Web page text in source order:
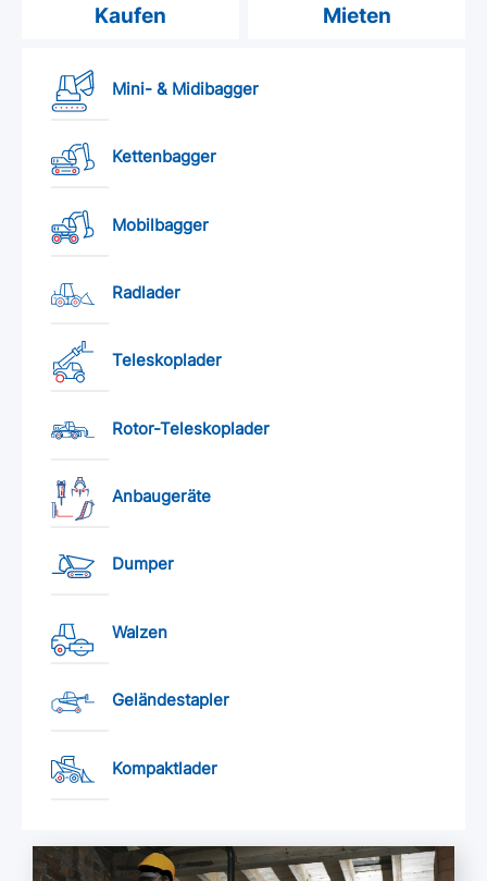
Kaufen Mieten
Mini- & Midibagger
Kettenbagger
Mobilbagger
Radlader
Teleskoplader
Rotor-Teleskoplader
Anbaugeräte
Dumper
Walzen
Geländestapler
Kompaktlader
Mehr lesen